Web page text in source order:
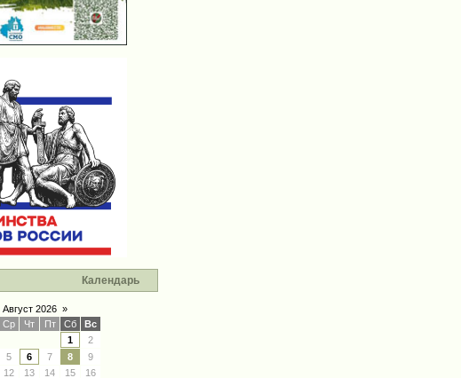
Календарь
Август 2026 »
Ср Чт Пт Сб
Вс
1
2
5 6 7 8
9
12 13 14 15
16